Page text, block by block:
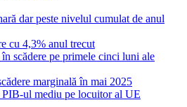
dar peste nivelul cumulat de anul
cu 4,3% anul trecut
scădere pe primele cinci luni ale
marginală în mai 2025
ul mediu pe locuitor al UE